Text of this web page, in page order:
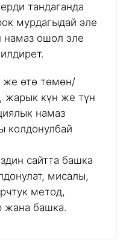
тандаганда
мурдагыдай эле
ошол эле
же өтө төмөн/
жарык күн же түн
намаз
колдонулбай
сайтта башка
мисалы,
метод,
жана башка.